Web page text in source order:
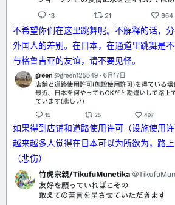
不希望你们在这里跳舞呢。不解释的话，
外国人的差别。在日本，在通道里跳舞是
与格鲁吉亚的友谊，请不要见怪。
如果得到店铺和道路使用许可（设施使用
越来越多人觉得在日本可以为所欲为，路
（悲伤）